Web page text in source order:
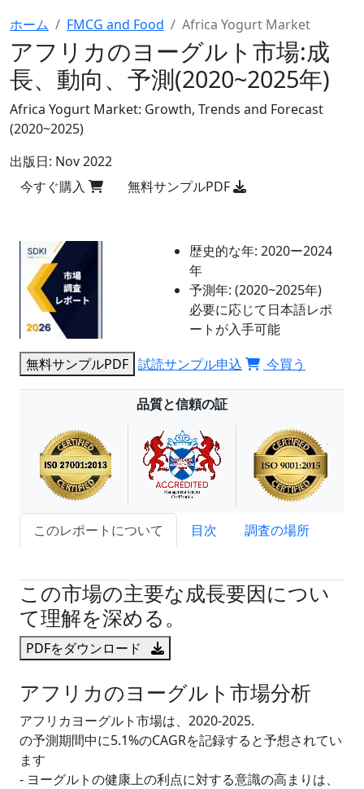
ホーム FMCG and Food Africa Yogurt Market
アフリカのヨーグルト市場:成
長、動向、予測(2020~2025年)
Africa Yogurt Market: Growth, Trends and Forecast
(2020~2025)
出版日: Nov 2022
今すぐ購入
無料サンプルPDF
歴史的な年: 2020ー2024
年
予測年: (2020~2025年)
必要に応じて日本語レポ
ートが入手可能
無料サンプルPDF 試読サンプル申込 今買う
品質と信頼の証
このレポートについて 目次
調査の場所
この市場の主要な成長要因につい
て理解を深める。
PDFをダウンロード
アフリカのヨーグルト市場分析
アフリカヨーグルト市場は、2020-2025.
の予測期間中に5.1%のCAGRを記録すると予想されてい
ます
- ヨーグルトの健康上の利点に対する意識の高まりは、